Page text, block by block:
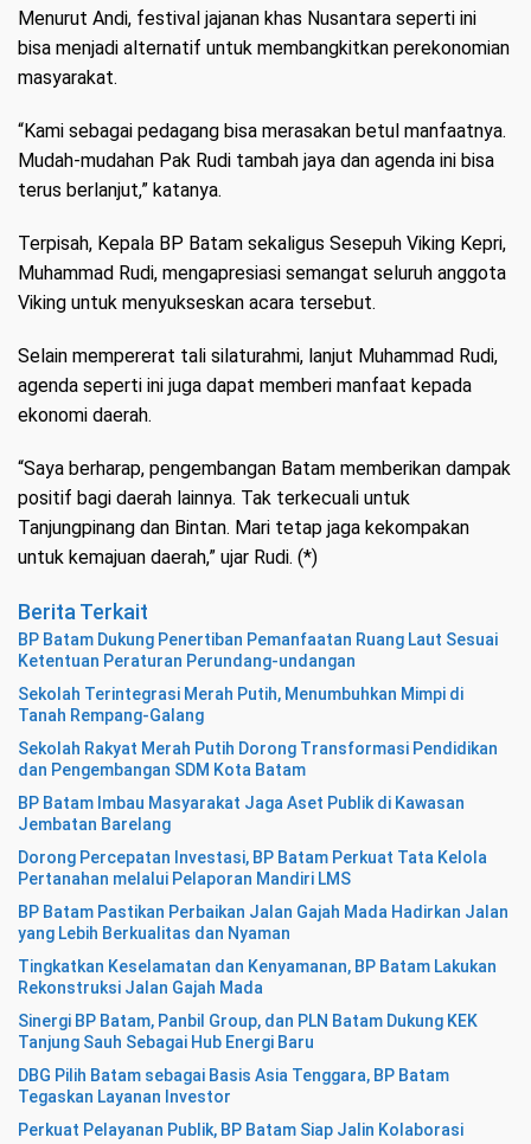
Menurut Andi, festival jajanan khas Nusantara seperti ini
bisa menjadi alternatif untuk membangkitkan perekonomian
masyarakat.
“Kami sebagai pedagang bisa merasakan betul manfaatnya.
Mudah-mudahan Pak Rudi tambah jaya dan agenda ini bisa
terus berlanjut,” katanya.
Terpisah, Kepala BP Batam sekaligus Sesepuh Viking Kepri,
Muhammad Rudi, mengapresiasi semangat seluruh anggota
Viking untuk menyukseskan acara tersebut.
Selain mempererat tali silaturahmi, lanjut Muhammad Rudi,
agenda seperti ini juga dapat memberi manfaat kepada
ekonomi daerah.
“Saya berharap, pengembangan Batam memberikan dampak
positif bagi daerah lainnya. Tak terkecuali untuk
Tanjungpinang dan Bintan. Mari tetap jaga kekompakan
untuk kemajuan daerah,” ujar Rudi. (*)
Berita Terkait
BP Batam Dukung Penertiban Pemanfaatan Ruang Laut Sesuai
Ketentuan Peraturan Perundang-undangan
Sekolah Terintegrasi Merah Putih, Menumbuhkan Mimpi di
Tanah Rempang-Galang
Sekolah Rakyat Merah Putih Dorong Transformasi Pendidikan
dan Pengembangan SDM Kota Batam
BP Batam Imbau Masyarakat Jaga Aset Publik di Kawasan
Jembatan Barelang
Dorong Percepatan Investasi, BP Batam Perkuat Tata Kelola
Pertanahan melalui Pelaporan Mandiri LMS
BP Batam Pastikan Perbaikan Jalan Gajah Mada Hadirkan Jalan
yang Lebih Berkualitas dan Nyaman
Tingkatkan Keselamatan dan Kenyamanan, BP Batam Lakukan
Rekonstruksi Jalan Gajah Mada
Sinergi BP Batam, Panbil Group, dan PLN Batam Dukung KEK
Tanjung Sauh Sebagai Hub Energi Baru
DBG Pilih Batam sebagai Basis Asia Tenggara, BP Batam
Tegaskan Layanan Investor
Perkuat Pelayanan Publik, BP Batam Siap Jalin Kolaborasi